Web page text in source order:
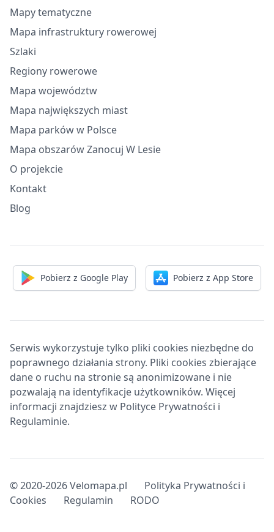
Mapy tematyczne
Mapa infrastruktury rowerowej
Szlaki
Regiony rowerowe
Mapa województw
Mapa największych miast
Mapa parków w Polsce
Mapa obszarów Zanocuj W Lesie
O projekcie
Kontakt
Blog
Pobierz z Google Play Pobierz z App Store
Serwis wykorzystuje tylko pliki cookies niezbędne do
poprawnego działania strony. Pliki cookies zbierające
dane o ruchu na stronie są anonimizowane i nie
pozwalają na identyfikacje użytkowników. Więcej
informacji znajdziesz w Polityce Prywatności i
Regulaminie.
© 2020-2026 Velomapa.pl
Polityka Prywatności i
Cookies
Regulamin RODO